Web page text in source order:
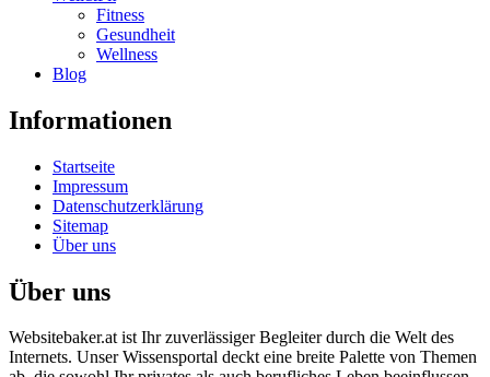
Fitness
Gesundheit
Wellness
Blog
Informationen
Startseite
Impressum
Datenschutzerklärung
Sitemap
Über uns
Über uns
Websitebaker.at ist Ihr zuverlässiger Begleiter durch die Welt des
Internets. Unser Wissensportal deckt eine breite Palette von Themen